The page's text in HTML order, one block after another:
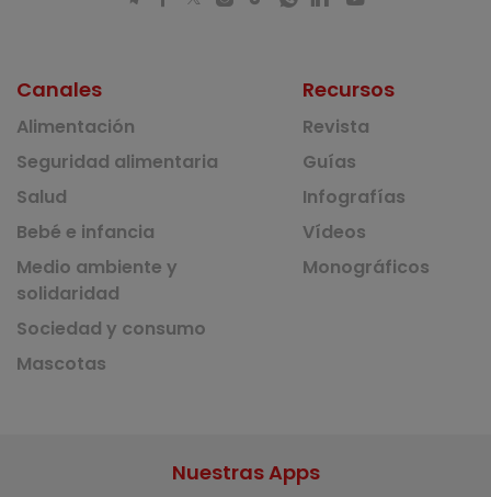
Canales
Alimentación
Seguridad alimentaria
Salud
Bebé e infancia
Medio ambiente y
solidaridad
Sociedad y consumo
Mascotas
Recursos
Revista
Guías
Infografías
Vídeos
Monográficos
Nuestras Apps